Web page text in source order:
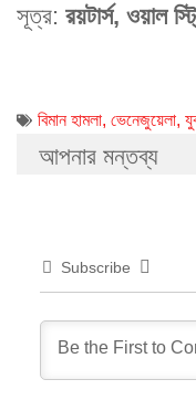
সূত্র: রয়টার্স, ওয়াল
বিমান হামলা, ভেনেজুয়েলা,
আপনার মন্তব্য
Subscribe